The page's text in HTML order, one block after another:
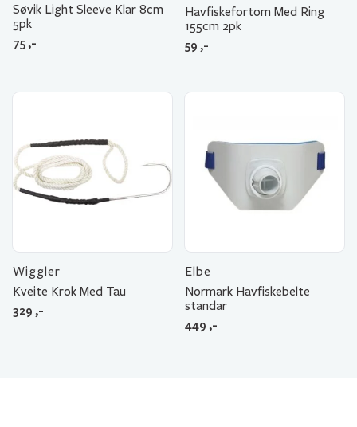
Søvik Light Sleeve Klar 8cm
5pk
75 ,-
Havfiskefortom Med Ring
155cm 2pk
59 ,-
Wiggler
Kveite Krok Med Tau
329 ,-
Elbe
Normark Havfiskebelte
standar
449 ,-